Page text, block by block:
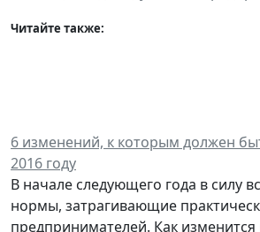
Читайте также:
6 изменений, к которым должен
2016 году
В начале следующего года в силу
нормы, затрагивающие
предпринимателей. Как